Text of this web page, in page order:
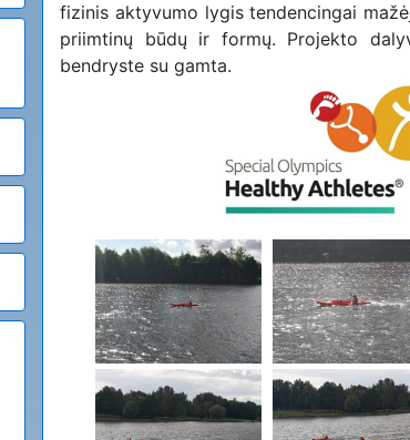
fizinis aktyvumo lygis tendencingai
priimtinų būdų ir formų. Projekto
bendryste su gamta.